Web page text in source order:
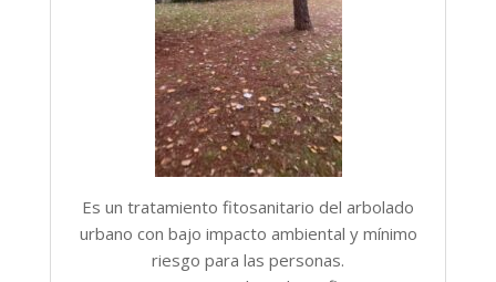
Es un tratamiento fitosanitario del arbolado
urbano con bajo impacto ambiental y mínimo
riesgo para las personas.